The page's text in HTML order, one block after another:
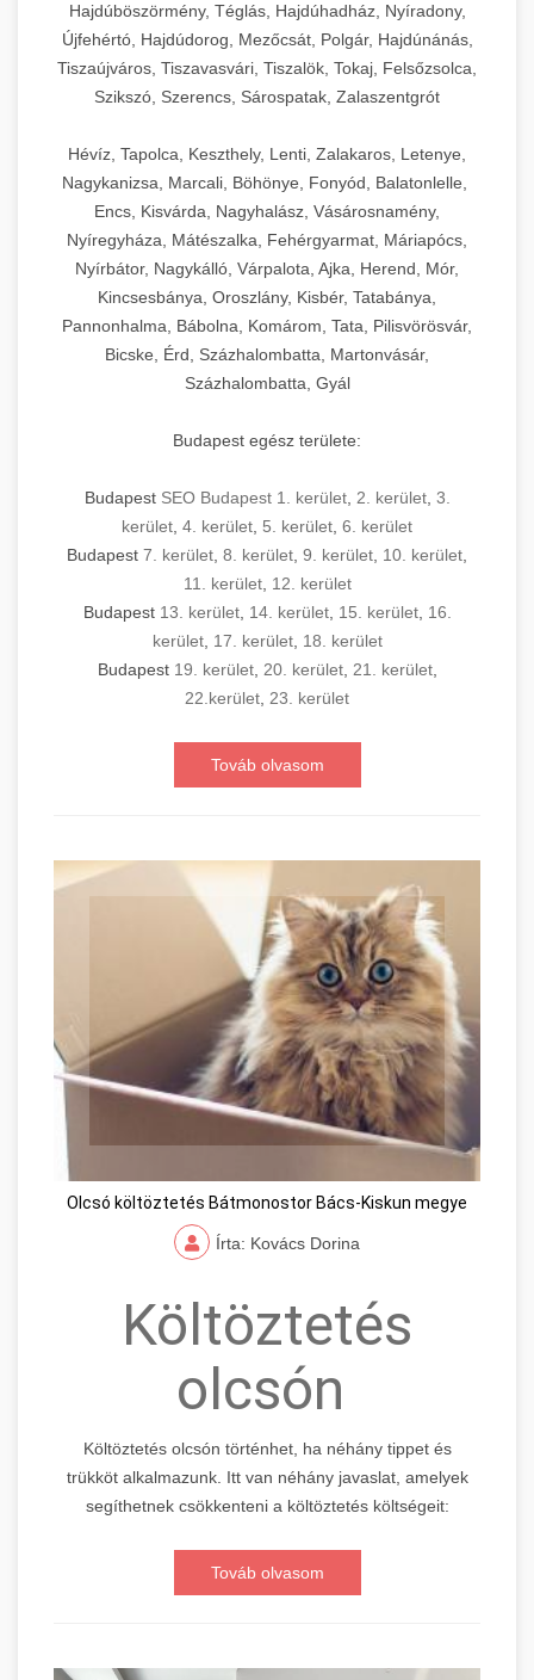
Hajdúböszörmény, Téglás, Hajdúhadház, Nyíradony,
Újfehértó, Hajdúdorog, Mezőcsát, Polgár, Hajdúnánás,
Tiszaújváros, Tiszavasvári, Tiszalök, Tokaj, Felsőzsolca,
Szikszó, Szerencs, Sárospatak, Zalaszentgrót
Hévíz, Tapolca, Keszthely, Lenti, Zalakaros, Letenye,
Nagykanizsa, Marcali, Böhönye, Fonyód, Balatonlelle,
Encs, Kisvárda, Nagyhalász, Vásárosnamény,
Nyíregyháza, Mátészalka, Fehérgyarmat, Máriapócs,
Nyírbátor, Nagykálló, Várpalota, Ajka, Herend, Mór,
Kincsesbánya, Oroszlány, Kisbér, Tatabánya,
Pannonhalma, Bábolna, Komárom, Tata, Pilisvörösvár,
Bicske, Érd, Százhalombatta, Martonvásár,
Százhalombatta, Gyál
Budapest egész területe:
Budapest SEO Budapest 1. kerület, 2. kerület, 3.
kerület, 4. kerület, 5. kerület, 6. kerület
Budapest 7. kerület, 8. kerület, 9. kerület, 10. kerület,
11. kerület, 12. kerület
Budapest 13. kerület, 14. kerület, 15. kerület, 16.
kerület, 17. kerület, 18. kerület
Budapest 19. kerület, 20. kerület, 21. kerület,
22.kerület, 23. kerület
Továb olvasom
Olcsó költöztetés Bátmonostor Bács-Kiskun megye
Írta: Kovács Dorina
Költöztetés
olcsón
Költöztetés olcsón történhet, ha néhány tippet és
trükköt alkalmazunk. Itt van néhány javaslat, amelyek
segíthetnek csökkenteni a költöztetés költségeit:
Továb olvasom